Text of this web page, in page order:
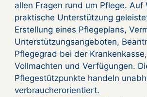
allen Fragen rund um Pflege. Auf
praktische Unterstützung
Erstellung eines Pflegeplans,
Unterstützungsangeboten,
Pflegegrad bei der
Vollmachten und Verfügungen.
Pflegestützpunkte handeln
verbraucherorientiert.